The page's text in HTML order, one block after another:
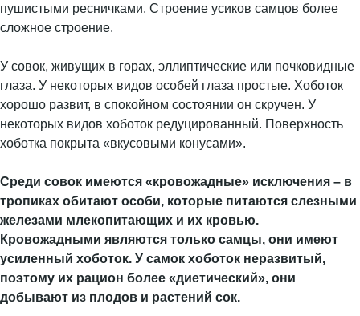
пушистыми ресничками. Строение усиков самцов более
сложное строение.
У совок, живущих в горах, эллиптические или почковидные
глаза. У некоторых видов особей глаза простые. Хоботок
хорошо развит, в спокойном состоянии он скручен. У
некоторых видов хоботок редуцированный. Поверхность
хоботка покрыта «вкусовыми конусами».
Среди совок имеются «кровожадные» исключения – в
тропиках обитают особи, которые питаются слезными
железами млекопитающих и их кровью.
Кровожадными являются только самцы, они имеют
усиленный хоботок. У самок хоботок неразвитый,
поэтому их рацион более «диетический», они
добывают из плодов и растений сок.